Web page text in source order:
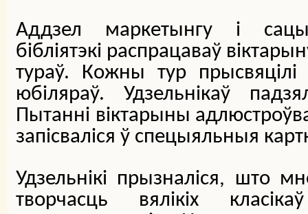
Аддзел маркетынгу і
бібліятэкі распрацаваў
тураў. Кожны тур прысвяцілі
юбіляраў. Удзельнікаў
Пытанні віктарыны
запісваліся ў спецыяльныя
Удзельнікі прызналіся, што
творчасць вялікіх